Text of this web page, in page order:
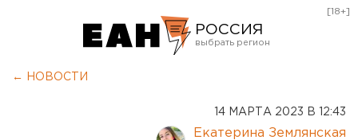
РОССИЯ
[18+]
← НОВОСТИ
14 МАРТА 2023 В 12:43
Екатерина Землянская